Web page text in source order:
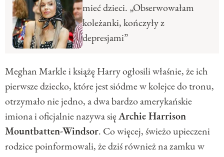
mieć dzieci. „Obserwowałam
koleżanki, kończyły z
depresjami”
Meghan Markle i książę Harry ogłosili właśnie, że ich
pierwsze dziecko, które jest siódme w kolejce do tronu,
otrzymało nie jedno, a dwa bardzo amerykańskie
imiona i oficjalnie nazywa sięArchie Harrison
Mountbatten-Windsor. Co więcej, świeżo upieczeni
rodzice poinformowali, że dziś również na zamku w